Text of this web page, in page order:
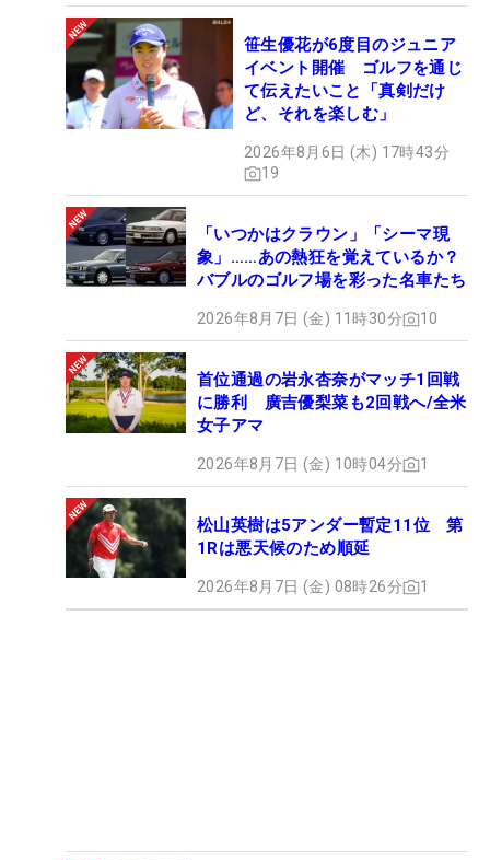
笹生優花が6度目のジュニア
イベント開催 ゴルフを通じ
て伝えたいこと「真剣だけ
ど、それを楽しむ」
2026年8月6日 (木) 17時43分
19
「いつかはクラウン」「シーマ現
象」……あの熱狂を覚えているか？
バブルのゴルフ場を彩った名車たち
2026年8月7日 (金) 11時30分 10
首位通過の岩永杏奈がマッチ1回戦
に勝利 廣吉優梨菜も2回戦へ/全米
女子アマ
2026年8月7日 (金) 10時04分 1
松山英樹は5アンダー暫定11位 第
1Rは悪天候のため順延
2026年8月7日 (金) 08時26分 1